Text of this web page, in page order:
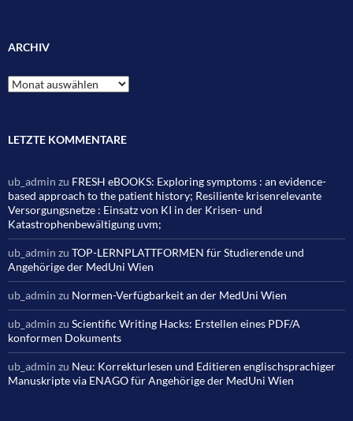
ARCHIV
Archiv
LETZTE KOMMENTARE
ub_admin zu FRESH eBOOKS: Exploring symptoms : an evidence-
based approach to the patient history; Resiliente krisenrelevante
Versorgungsnetze : Einsatz von KI in der Krisen- und
Katastrophenbewältigung uvm;
ub_admin zu TOP-LERNPLATTFORMEN für Studierende und
Angehörige der MedUni Wien
ub_admin zu Normen-Verfügbarkeit an der MedUni Wien
ub_admin zu Scientific Writing Hacks: Erstellen eines PDF/A
konformen Dokuments
ub_admin zu Neu: Korrekturlesen und Editieren englischsprachiger
Manuskripte via ENAGO für Angehörige der MedUni Wien